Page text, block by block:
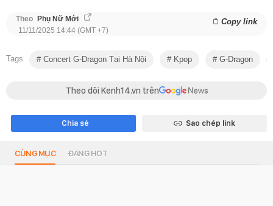
Theo Phụ Nữ Mới Copy link
11/11/2025 14:44 (GMT +7)
Tags Concert G-Dragon Tại Hà Nội Kpop G-Dragon
Theo dõi Kenh14.vn trên
Chia sẻ Sao chép link
CÙNG MỤC ĐANG HOT